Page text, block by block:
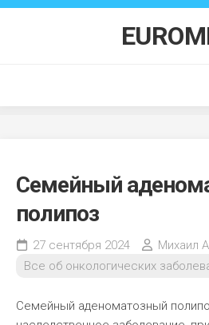
Перейти
Семейный
полипоз
27 сентября 2024
Михаил
Все об онкологических
Семейный аденоматозный